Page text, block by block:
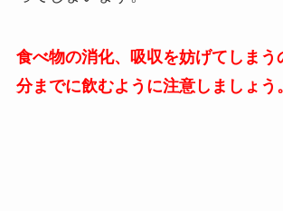
食べ物の消化、吸収を妨げてしまう
分までに飲むように注意しましょう。